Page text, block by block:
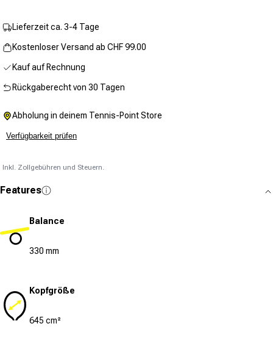
Lieferzeit ca. 3-4 Tage
Kostenloser Versand ab CHF 99.00
Kauf auf Rechnung
Rückgaberecht von 30 Tagen
Abholung in deinem Tennis-Point Store
Verfügbarkeit prüfen
Inkl. Zollgebühren und Steuern.
Features
Balance
330 mm
Kopfgröße
645 cm²